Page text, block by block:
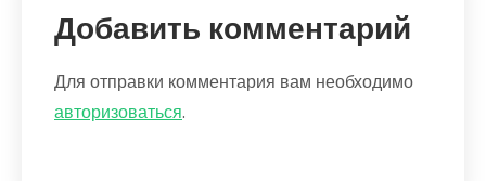
Добавить комментарий
Для отправки комментария вам необходимо
авторизоваться.